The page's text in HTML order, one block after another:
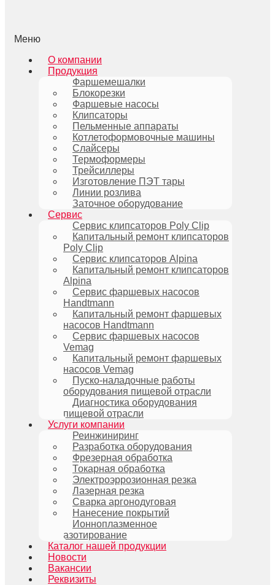
Меню
О компании
Продукция
Фаршемешалки
Блокорезки
Фаршевые насосы
Клипсаторы
Пельменные аппараты
Котлетоформовочные машины
Слайсеры
Термоформеры
Трейсиллеры
Изготовление ПЭТ тары
Линии розлива
Заточное оборудование
Сервис
Сервис клипсаторов Poly Clip
Капитальный ремонт клипсаторов
Poly Clip
Сервис клипсаторов Alpina
Капитальный ремонт клипсаторов
Alpina
Сервис фаршевых насосов
Handtmann
Капитальный ремонт фаршевых
насосов Handtmann
Сервис фаршевых насосов
Vemag
Капитальный ремонт фаршевых
насосов Vemag
Пуско-наладочные работы
оборудования пищевой отрасли
Диагностика оборудования
пищевой отрасли
Услуги компании
Реинжиниринг
Разработка оборудования
Фрезерная обработка
Токарная обработка
Электроэррозионная резка
Лазерная резка
Сварка аргонодуговая
Нанесение покрытий
Ионноплазменное
азотирование
Каталог нашей продукции
Новости
Вакансии
Реквизиты